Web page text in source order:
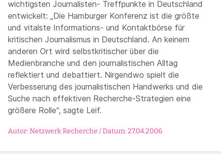
wichtigsten Journalisten- Treffpunkte in Deutschland
entwickelt: „Die Hamburger Konferenz ist die größte
und vitalste Informations- und Kontaktbörse für
kritischen Journalismus in Deutschland. An keinem
anderen Ort wird selbstkritischer über die
Medienbranche und den journalistischen Alltag
reflektiert und debattiert. Nirgendwo spielt die
Verbesserung des journalistischen Handwerks und die
Suche nach effektiven Recherche-Strategien eine
größere Rolle“, sagte Leif.
Autor: Netzwerk Recherche / Datum: 27.04.2006